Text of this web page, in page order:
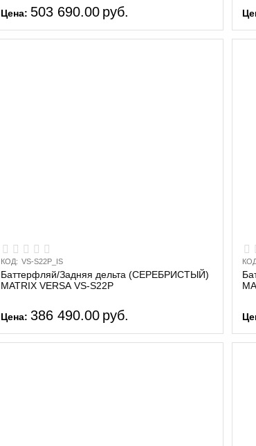
Цена: 503 690.00 руб.
КОД: VS-S22P_IS
Баттерфляй/Задняя дельта (СЕРЕБРИСТЫЙ)
MATRIX VERSA VS-S22P
Цена: 386 490.00 руб.